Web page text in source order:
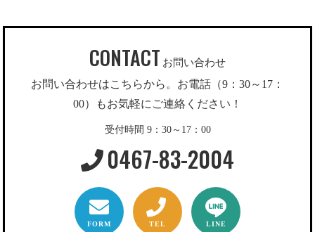
CONTACT お問い合わせ
お問い合わせはこちらから。お電話（9：30～17：
00）もお気軽にご連絡ください！
受付時間 9：30～17：00
0467-83-2004
FORM TEL LINE